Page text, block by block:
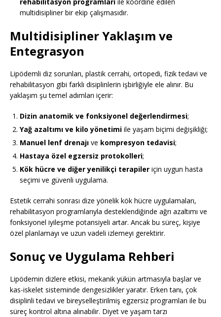
multidisipliner bir ekip çalışmasıdır.
Multidisipliner Yaklaşım ve
Entegrasyon
Lipödemli diz sorunları, plastik cerrahi, ortopedi, fizik tedavi ve
rehabilitasyon gibi farklı disiplinlerin işbirliğiyle ele alınır. Bu
yaklaşım şu temel adımları içerir:
Dizin anatomik ve fonksiyonel değerlendirmesi;
Yağ azaltımı ve kilo yönetimi ile yaşam biçimi değişikliği;
Manuel lenf drenajı ve kompresyon tedavisi;
Hastaya özel egzersiz protokolleri;
Kök hücre ve diğer yenilikçi terapiler için uygun hasta
seçimi ve güvenli uygulama.
Estetik cerrahi sonrası dize yönelik kök hücre uygulamaları,
rehabilitasyon programlarıyla desteklendiğinde ağrı azaltımı ve
fonksiyonel iyileşme potansiyeli artar. Ancak bu süreç, kişiye
özel planlamayı ve uzun vadeli izlemeyi gerektirir.
Sonuç ve Uygulama Rehberi
Lipödemin dizlere etkisi, mekanik yükün artmasıyla başlar ve
kas-iskelet sisteminde dengesizlikler yaratır. Erken tanı, çok
disiplinli tedavi ve bireyselleştirilmiş egzersiz programları ile bu
süreç kontrol altına alınabilir. Diyet ve yaşam tarzı